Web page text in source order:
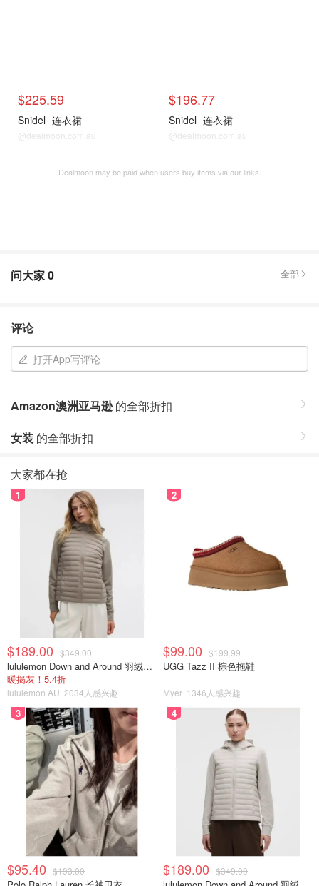
$225.59
Snidel 连衣裙
@dealmoon.com.au
$196.77
Snidel 连衣裙
@dealmoon.com.au
Dealmoon may be paid when users buy items via our links.
问大家0 全部
评论
打开App写评论
Amazon澳洲亚马逊的全部折扣
女装 的全部折扣
大家都在抢
1
$189.00 $349.00
lululemon Down and Around 羽绒夹克
暖揭灰！5.4折
lululemon AU 2034人感兴趣
2
$99.00 $199.99
UGG Tazz II 棕色拖鞋
Myer 1346人感兴趣
3
$95.40 $193.00
4
$189.00 $349.00